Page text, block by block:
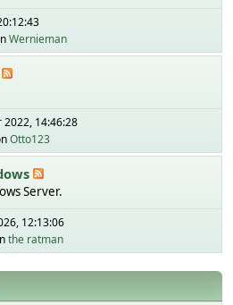
Wernieman
2022, 14:46:28
Otto123
Server.
12:13:06
the ratman